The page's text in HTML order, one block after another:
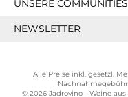
UNSERE COMMUNITIES
NEWSLETTER
Alle Preise inkl. gesetzl.
© 2026 Jadrovino - Weine